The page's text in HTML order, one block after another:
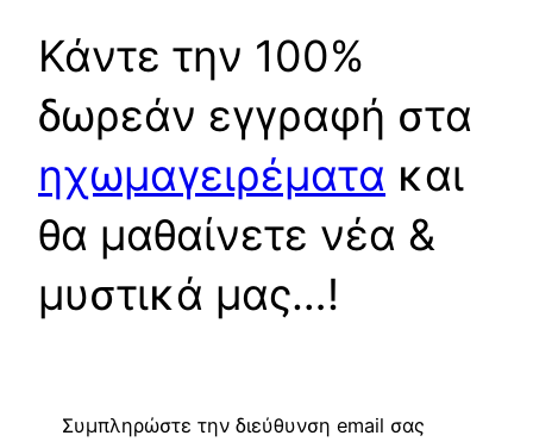
Κάντε την 100%
δωρεάν εγγραφή στα
ηχωμαγειρέματα και
θα μαθαίνετε νέα &
μυστικά μας…!
Συμπληρώστε την διεύθυνση email σας